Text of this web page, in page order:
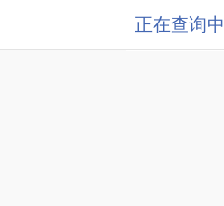
正在查询中